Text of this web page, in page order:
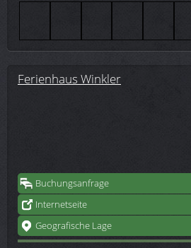
Ferienhaus Winkler
Buchungsanfrage
Internetseite
Geografische Lage